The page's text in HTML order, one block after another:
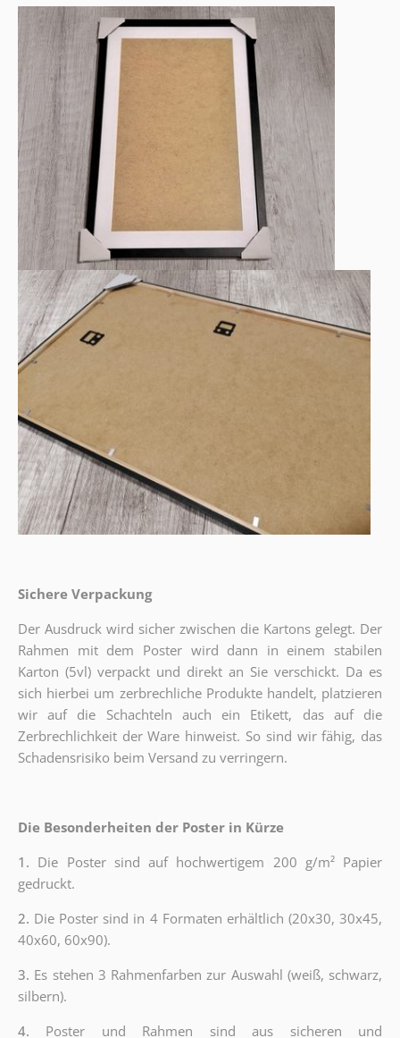
Sichere Verpackung
Der Ausdruck wird sicher zwischen die Kartons gelegt. Der
Rahmen mit dem Poster wird dann in einem stabilen
Karton (5vl) verpackt und direkt an Sie verschickt. Da es
sich hierbei um zerbrechliche Produkte handelt, platzieren
wir auf die Schachteln auch ein Etikett, das auf die
Zerbrechlichkeit der Ware hinweist. So sind wir fähig, das
Schadensrisiko beim Versand zu verringern.
Die Besonderheiten der Poster in Kürze
1. Die Poster sind auf hochwertigem 200 g/m² Papier
gedruckt.
2. Die Poster sind in 4 Formaten erhältlich (20x30, 30x45,
40x60, 60x90).
3. Es stehen 3 Rahmenfarben zur Auswahl (weiß, schwarz,
silbern).
4. Poster und Rahmen sind aus sicheren und